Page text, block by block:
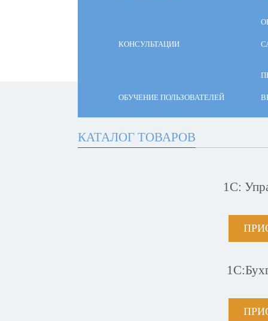
КОНСУЛЬТАЦИИ
ОБУЧЕНИЕ ПОЛЬЗОВАТЕЛЕЙ
КАТАЛОГ ТОВАРОВ
1С: